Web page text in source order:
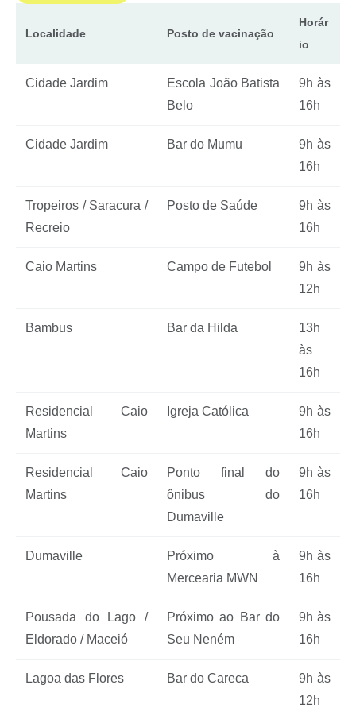
Localidade Posto de vacinação
Horár
io
Cidade Jardim
Escola João Batista
Belo
9h às
16h
Cidade Jardim Bar do Mumu
9h às
16h
Tropeiros / Saracura /
Recreio
Posto de Saúde
9h às
16h
Caio Martins Campo de Futebol
9h às
12h
Bambus Bar da Hilda
13h
às
16h
Residencial Caio
Martins
Igreja Católica
9h às
16h
Residencial Caio
Martins
Ponto final do
ônibus do
Dumaville
9h às
16h
Dumaville
Próximo à
Mercearia MWN
9h às
16h
Pousada do Lago /
Eldorado / Maceió
Próximo ao Bar do
Seu Neném
9h às
16h
Lagoa das Flores Bar do Careca
9h às
12h